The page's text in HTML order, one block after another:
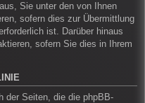
Sie unter den von Ihnen
sofern dies zur Übermittlung
ist. Darüber hinaus
sofern Sie dies in Ihrem
der Seiten, die die phpBB-